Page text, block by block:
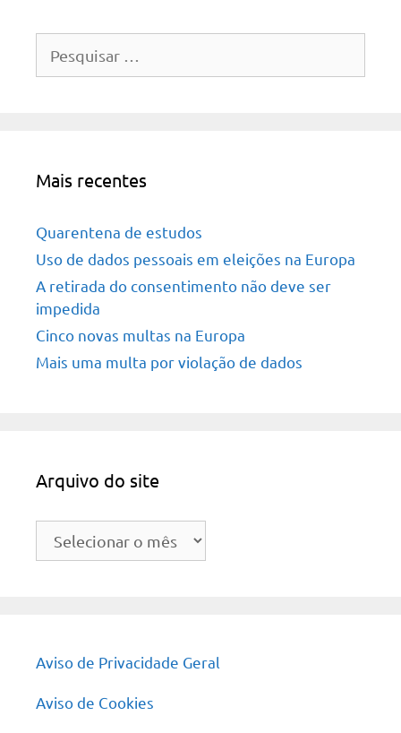
por:
Mais recentes
Quarentena de estudos
Uso de dados pessoais em eleições na Europa
A retirada do consentimento não deve ser
impedida
Cinco novas multas na Europa
Mais uma multa por violação de dados
Arquivo do site
Arquivo
Aviso de Privacidade Geral
Aviso de Cookies